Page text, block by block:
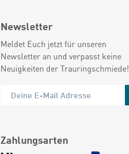
Newsletter
Meldet Euch jetzt für unseren
Newsletter an und verpasst keine
Neuigkeiten der Trauringschmiede!
Zahlungsarten